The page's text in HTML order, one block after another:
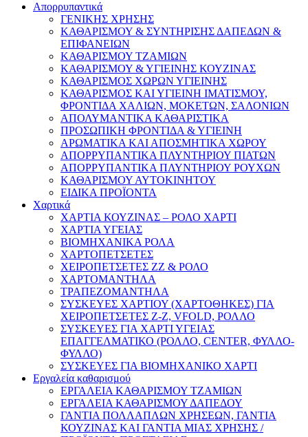
Απορρυπαντικά
ΓΕΝΙΚΗΣ ΧΡΗΣΗΣ
ΚΑΘΑΡΙΣΜΟΥ & ΣΥΝΤΗΡΙΣΗΣ ΔΑΠΕΔΩΝ &
ΕΠΙΦΑΝΕΙΩΝ
ΚΑΘΑΡΙΣΜΟΥ ΤΖΑΜΙΩΝ
ΚΑΘΑΡΙΣΜΟΥ & ΥΓΙΕΙΝΗΣ ΚΟΥΖΙΝΑΣ
ΚΑΘΑΡΙΣΜΟΣ ΧΩΡΩΝ ΥΓΙΕΙΝΗΣ
ΚΑΘΑΡΙΣΜΟΣ ΚΑΙ ΥΓΙΕΙΝΗ ΙΜΑΤΙΣΜΟΥ,
ΦΡΟΝΤΙΔΑ ΧΑΛΙΩΝ, ΜΟΚΕΤΩΝ, ΣΑΛΟΝΙΩΝ
ΑΠΟΛΥΜΑΝΤΙΚΑ ΚΑΘΑΡΙΣΤΙΚΑ
ΠΡΟΣΩΠΙΚΗ ΦΡΟΝΤΙΔΑ & ΥΓΙΕΙΝΗ
ΑΡΩΜΑΤΙΚΑ ΚΑΙ ΑΠΟΣΜΗΤΙΚΑ ΧΩΡΟΥ
ΑΠΟΡΡΥΠΑΝΤΙΚΑ ΠΛΥΝΤΗΡΙΟΥ ΠΙΑΤΩΝ
ΑΠΟΡΡΥΠΑΝΤΙΚΑ ΠΛΥΝΤΗΡΙΟΥ ΡΟΥΧΩΝ
ΚΑΘΑΡΙΣΜΟΥ ΑΥΤΟΚΙΝΗΤΟΥ
ΕΙΔΙΚΑ ΠΡΟΪΟΝΤΑ
Χαρτικά
ΧΑΡΤΙΑ ΚΟΥΖΙΝΑΣ – ΡΟΛΟ ΧΑΡΤΙ
ΧΑΡΤΙΑ ΥΓΕΙΑΣ
ΒΙΟΜΗΧΑΝΙΚΑ ΡΟΛΑ
ΧΑΡΤΟΠΕΤΣΕΤΕΣ
ΧΕΙΡΟΠΕΤΣΕΤΕΣ ΖΖ & ΡΟΛΟ
ΧΑΡΤΟΜΑΝΤΗΛΑ
ΤΡΑΠΕΖΟΜΑΝΤΗΛΑ
ΣΥΣΚΕΥΕΣ ΧΑΡΤΙΟΥ (ΧΑΡΤΟΘΗΚΕΣ) ΓΙΑ
ΧΕΙΡΟΠΕΤΣΕΤΕΣ Ζ-Ζ, VFOLD, ΡΟΛΛΟ
ΣΥΣΚΕΥΕΣ ΓΙΑ ΧΑΡΤΙ ΥΓΕΙΑΣ
ΕΠΑΓΓΕΛΜΑΤΙΚΟ (ΡΟΛΛΟ, CENTER, ΦΥΛΛΟ-
ΦΥΛΛΟ)
ΣΥΣΚΕΥΕΣ ΓΙΑ ΒΙΟΜΗΧΑΝΙΚΟ ΧΑΡΤΙ
Εργαλεία καθαρισμού
ΕΡΓΑΛΕΙΑ ΚΑΘΑΡΙΣΜΟΥ ΤΖΑΜΙΩΝ
ΕΡΓΑΛΕΙΑ ΚΑΘΑΡΙΣΜΟΥ ΔΑΠΕΔΟΥ
ΓΑΝΤΙΑ ΠΟΛΛΑΠΛΩΝ ΧΡΗΣΕΩΝ, ΓΑΝΤΙΑ
ΚΟΥΖΙΝΑΣ ΚΑΙ ΓΑΝΤΙΑ ΜΙΑΣ ΧΡΗΣΗΣ /